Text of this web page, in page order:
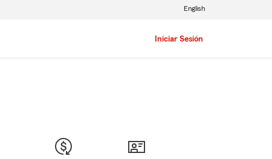
Iniciar Sesión
English